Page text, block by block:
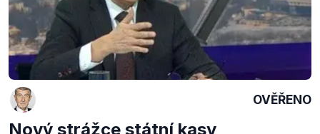
OVĚŘENO
Nový strážce státní kasy